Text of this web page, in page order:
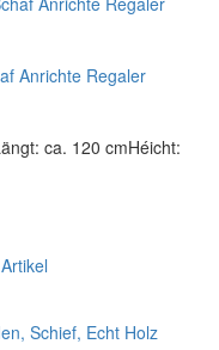
Anrichte Regaler
ca. 120 cmHéicht: